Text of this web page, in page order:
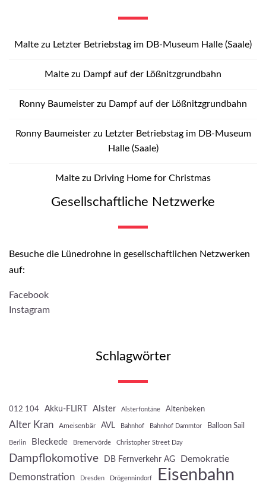
Malte zu Letzter Betriebstag im DB-Museum Halle (Saale)
Malte zu Dampf auf der Lößnitzgrundbahn
Ronny Baumeister zu Dampf auf der Lößnitzgrundbahn
Ronny Baumeisterzu Letzter Betriebstag im DB-Museum
Halle (Saale)
Malte zu Driving Home for Christmas
Gesellschaftliche Netzwerke
Besuche die Lünedrohne in gesellschaftlichen Netzwerken
auf:
Facebook
Instagram
Schlagwörter
012 104 Akku-FLIRT Alster Alsterfontäne Altenbeken
Alter Kran Ameisenbär AVL Bahnhof Bahnhof Dammtor Balloon Sail
Berlin Bleckede Bremervörde Christopher Street Day
Dampflokomotive DB Fernverkehr AG Demokratie
Demonstration Dresden Drögennindorf Eisenbahn